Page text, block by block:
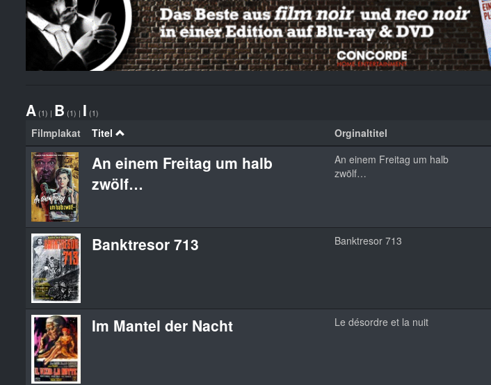
A (1) | B (1) | I (1)
Filmplakat Titel Orginaltitel
An einem Freitag um halb
zwölf…
An einem Freitag um halb
zwölf…
Banktresor 713 Banktresor 713
Im Mantel der Nacht Le désordre et la nuit